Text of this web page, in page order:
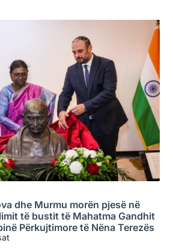
dhe Murmu morën pjesë në
të bustit të Mahatma Gandhit
Përkujtimore të Nëna Terezës